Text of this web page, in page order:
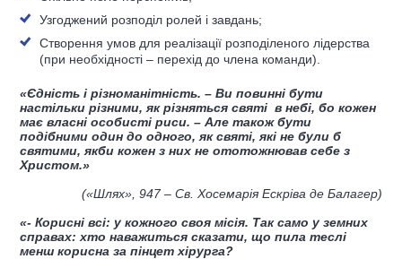
Узгоджений розподіл ролей і завдань;
Створення умов для реалізації розподіленого лідерства
(при необхідності – перехід до члена команди).
«Єдність і різноманітність. – Ви повинні бути
настільки різними, як різняться святі в небі, бо кожен
має власні особисті риси. – Але також бути
подібними один до одного, як святі, які не були б
святими, якби кожен з них не ототожнював себе з
Христом.»
(«Шлях», 947– Св. Хосемарія Ескріва де Балагер)
«- Корисні всі: у кожного своя місія. Так само у земних
справах: хто наважиться сказати, що пила теслі
менш корисна за пінцет хірурга?